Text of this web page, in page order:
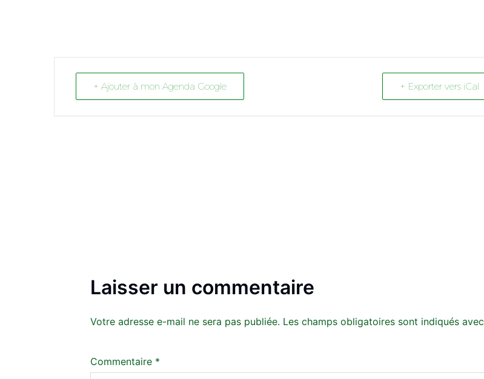
+ Ajouter à mon Agenda Google + Exporter vers iCal
Laisser un commentaire
Votre adresse e-mail ne sera pas publiée. Les champs obligatoires sont indiqués avec
Commentaire *